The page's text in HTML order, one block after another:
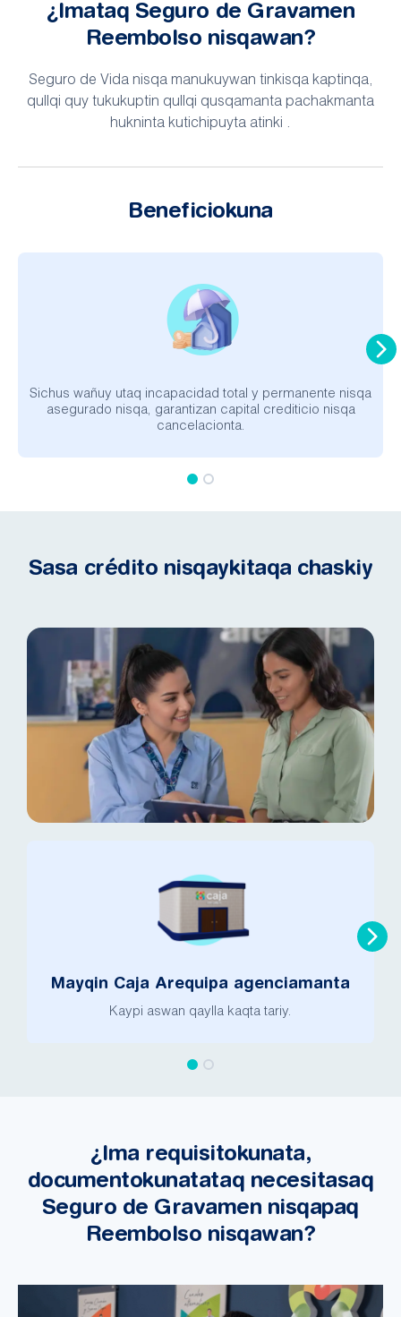
¿Imataq Seguro de Gravamen
Reembolso nisqawan?
Seguro de Vida nisqa manukuywan tinkisqa kaptinqa,
qullqi quy tukukuptin qullqi qusqamanta pachakmanta
hukninta kutichipuyta atinki .
Beneficiokuna
Sichus wañuy utaq incapacidad total y permanente nisqa
asegurado nisqa, garantizan capital crediticio nisqa
cancelacionta.
Sasa crédito nisqaykitaqa chaskiy
Mayqin Caja Arequipa agenciamanta
Kaypi aswan qaylla kaqta tariy.
¿Ima requisitokunata,
documentokunatataq necesitasaq
Seguro de Gravamen nisqapaq
Reembolso nisqawan?